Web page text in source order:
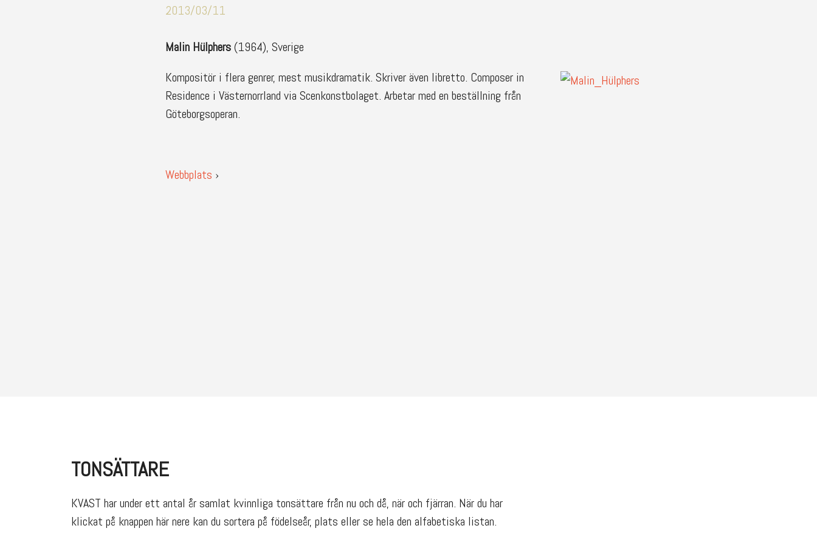
2013/03/11
Malin Hülphers(1964), Sverige
Kompositör i flera genrer, mest musikdramatik. Skriver även libretto. Composer in
Residence i Västernorrland via Scenkonstbolaget. Arbetar med en beställning från
Göteborgsoperan.
Webbplats ›
TONSÄTTARE
KVAST har under ett antal år samlat kvinnliga tonsättare från nu och då, när och fjärran. När du har
klickat på knappen här nere kan du sortera på födelseår, plats eller se hela den alfabetiska listan.